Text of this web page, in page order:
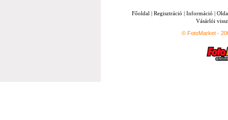
Főoldal | Regisztráció | Információ |
Vásárlói
© FotoMarket -